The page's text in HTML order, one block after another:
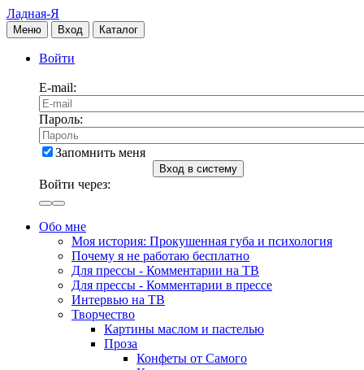
Ладная-Я
Меню Вход Каталог
Войти
E-mail:
Пароль:
Запомнить меня
Вход в систему
Войти через:
Обо мне
Моя история: Прокушенная губа и психология
Почему я не работаю бесплатно
Для прессы - Комментарии на ТВ
Для прессы - Комментарии в прессе
Интервью на ТВ
Творчество
Картины маслом и пастелью
Проза
Конфеты от Самого